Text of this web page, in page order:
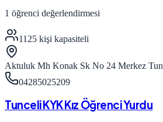
1 öğrenci değerlendirmesi
1125 kişi kapasiteli
Aktuluk Mh Konak Sk No 24 Merkez
04285025209
Tunceli KYK Kız Öğrenci Yurdu